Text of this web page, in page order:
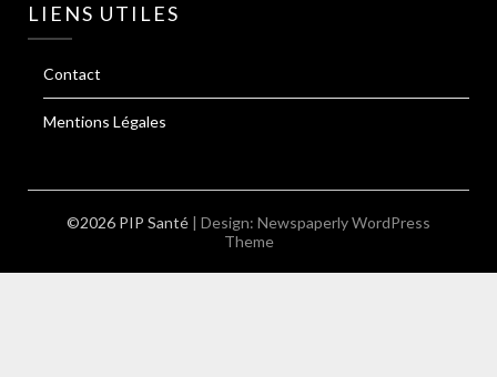
LIENS UTILES
Contact
Mentions Légales
©2026 PIP Santé | Design: Newspaperly WordPress
Theme